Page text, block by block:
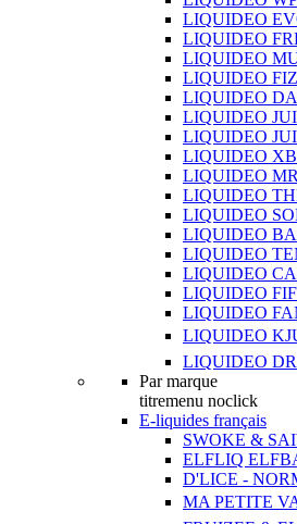
LIQUIDEO
LIQUIDEO
LIQUIDEO
LIQUIDEO
LIQUIDEO
LIQUIDEO
LIQUIDEO
LIQUIDEO
LIQUIDEO
LIQUIDEO
LIQUIDEO
LIQUIDEO
LIQUIDEO
LIQUIDEO
LIQUIDEO
LIQUIDEO
LIQUIDEO
LIQUIDEO
Par marque
titremenu noclick
E-liquides français
SWOKE &
ELFLIQ
D'LICE -
MA PETITE